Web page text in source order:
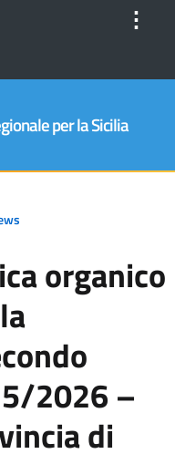
⋮
per la Sicilia
organico
2026 –
di